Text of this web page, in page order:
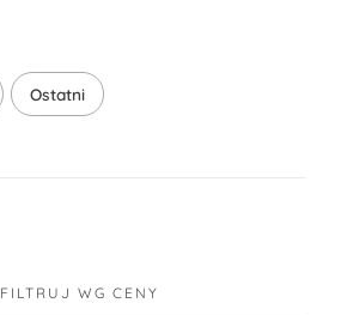
Ostatni
FILTRUJ WG CENY